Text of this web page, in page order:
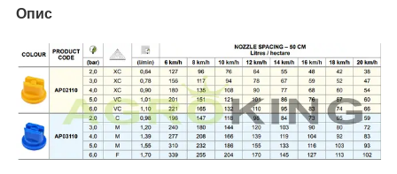
Опис